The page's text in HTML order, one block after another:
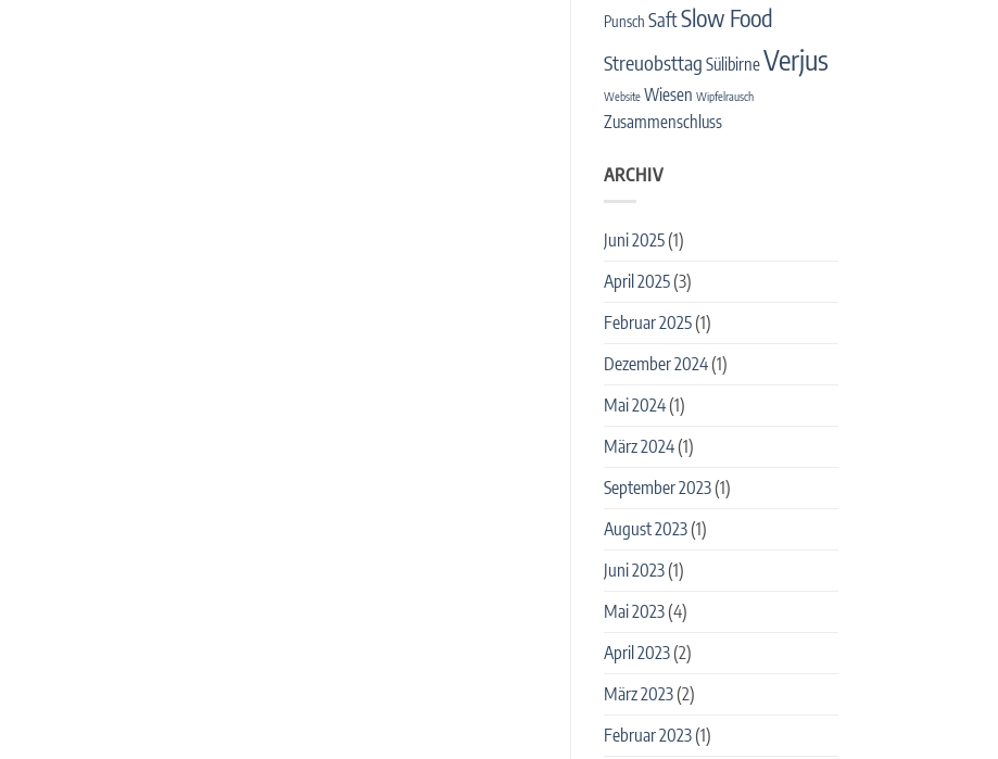
Punsch SaftSlow Food
Streuobsttag SülibirneVerjus
Website Wiesen Wipfelrausch
Zusammenschluss
ARCHIV
Juni 2025(1)
April 2025(3)
Februar 2025(1)
Dezember 2024(1)
Mai 2024(1)
März 2024(1)
September 2023(1)
August 2023(1)
Juni 2023(1)
Mai 2023(4)
April 2023(2)
März 2023(2)
Februar 2023(1)